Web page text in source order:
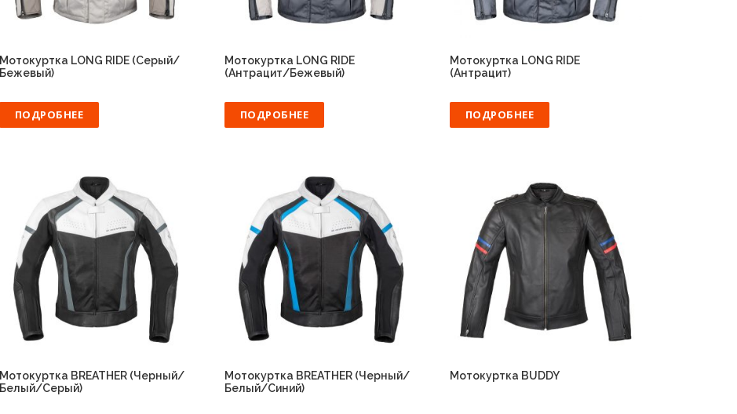
Мотокуртка LONG RIDE (Серый/
Бежевый)
ПОДРОБНЕЕ
Мотокуртка LONG RIDE
(Антрацит/Бежевый)
ПОДРОБНЕЕ
Мотокуртка LONG RIDE
(Антрацит)
ПОДРОБНЕЕ
Мотокуртка BREATHER (Черный/
Белый/Серый)
Мотокуртка BREATHER (Черный/
Белый/Синий)
Мотокуртка BUDDY